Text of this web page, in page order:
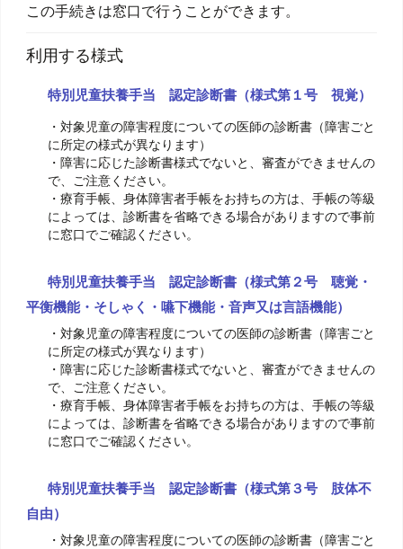
この手続きは窓口で行うことができます。
利用する様式
特別児童扶養手当 認定診断書（様式第１号 視覚）
・対象児童の障害程度についての医師の診断書（障害ごと
に所定の様式が異なります）
・障害に応じた診断書様式でないと、審査ができませんの
で、ご注意ください。
・療育手帳、身体障害者手帳をお持ちの方は、手帳の等級
によっては、診断書を省略できる場合がありますので事前
に窓口でご確認ください。
特別児童扶養手当 認定診断書（様式第２号 聴覚・
平衡機能・そしゃく・嚥下機能・音声又は言語機能）
・対象児童の障害程度についての医師の診断書（障害ごと
に所定の様式が異なります）
・障害に応じた診断書様式でないと、審査ができませんの
で、ご注意ください。
・療育手帳、身体障害者手帳をお持ちの方は、手帳の等級
によっては、診断書を省略できる場合がありますので事前
に窓口でご確認ください。
特別児童扶養手当 認定診断書（様式第３号 肢体不
自由）
・対象児童の障害程度についての医師の診断書（障害ごと